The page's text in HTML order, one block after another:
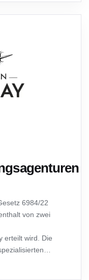
6984/22
von zwei
erteilt wird. Die